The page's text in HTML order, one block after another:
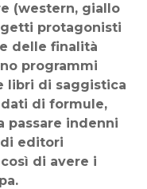
(western, giallo
protagonisti
delle finalità
programmi
libri di saggistica
di formule,
passare indenni
editori
di avere i